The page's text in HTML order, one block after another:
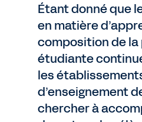
Étant donné que
en matière
composition de
étudiante
les
d’enseignement
chercher à